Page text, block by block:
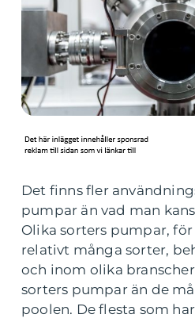
Det finns fler
pumpar än vad man
Olika sorters pumpar,
relativt många sorter,
och inom olika
sorters pumpar än de
poolen. De flesta som